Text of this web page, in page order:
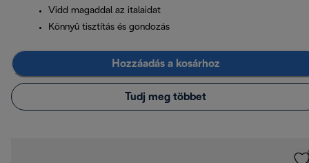
Vidd magaddal az italaidat
Könnyű tisztítás és gondozás
Hozzáadás a kosárhoz
Tudj meg többet